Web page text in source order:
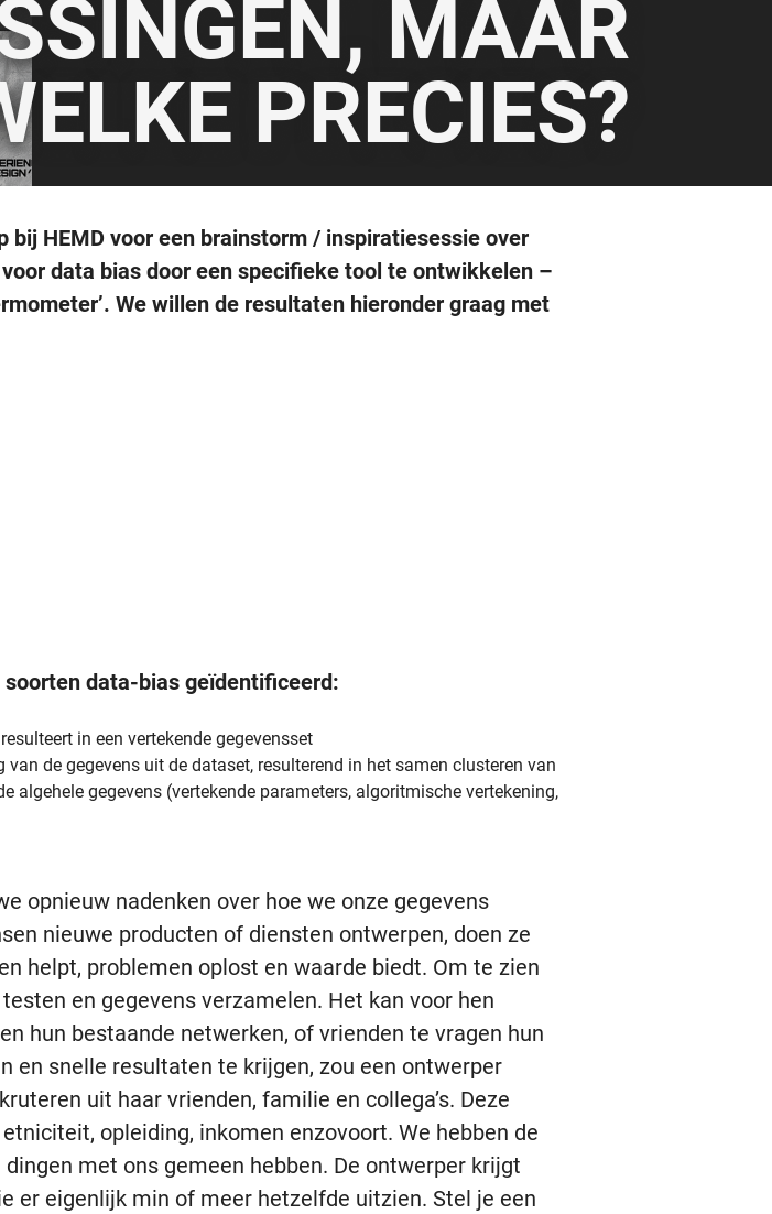
MAAR
PRECIES?
HEMD voor een brainstorm / inspiratiesessie over
data bias door een specifieke tool te ontwikkelen –
We willen de resultaten hieronder graag met
data-bias geïdentificeerd:
in een vertekende gegevensset
de gegevens uit de dataset, resulterend in het samen clusteren van
algehele gegevens (vertekende parameters, algoritmische vertekening,
opnieuw nadenken over hoe we onze gegevens
nieuwe producten of diensten ontwerpen, doen ze
helpt, problemen oplost en waarde biedt. Om te zien
en gegevens verzamelen. Het kan voor hen
hun bestaande netwerken, of vrienden te vragen hun
en snelle resultaten te krijgen, zou een ontwerper
uit haar vrienden, familie en collega’s. Deze
opleiding, inkomen enzovoort. We hebben de
met ons gemeen hebben. De ontwerper krijgt
er eigenlijk min of meer hetzelfde uitzien. Stel je een